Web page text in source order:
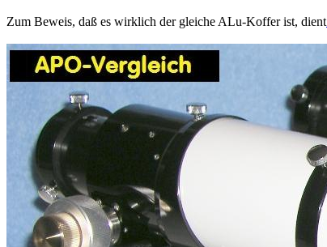
Zum Beweis, daß es wirklich der gleiche ALu-Koffer ist, dient